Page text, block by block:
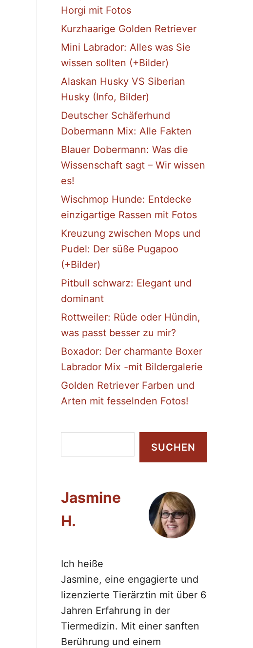
Horgi mit Fotos
Kurzhaarige Golden Retriever
Mini Labrador: Alles was Sie
wissen sollten (+Bilder)
Alaskan Husky VS Siberian
Husky (Info, Bilder)
Deutscher Schäferhund
Dobermann Mix: Alle Fakten
Blauer Dobermann: Was die
Wissenschaft sagt – Wir wissen
es!
Wischmop Hunde: Entdecke
einzigartige Rassen mit Fotos
Kreuzung zwischen Mops und
Pudel: Der süße Pugapoo
(+Bilder)
Pitbull schwarz: Elegant und
dominant
Rottweiler: Rüde oder Hündin,
was passt besser zu mir?
Boxador: Der charmante Boxer
Labrador Mix -mit Bildergalerie
Golden Retriever Farben und
Arten mit fesselnden Fotos!
u
e
n
SUCHEN
Jasmine
H.
Ich heiße
Jasmine, eine engagierte und
lizenzierte Tierärztin mit über 6
Jahren Erfahrung in der
Tiermedizin. Mit einer sanften
Berührung und einem